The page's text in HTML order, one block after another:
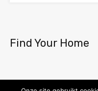
Find Your Home
Advance Search is